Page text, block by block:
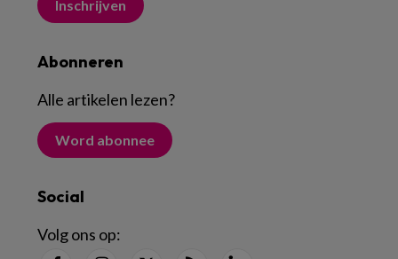
Inschrijven
Abonneren
Alle artikelen lezen?
Word abonnee
Social
Volg ons op: